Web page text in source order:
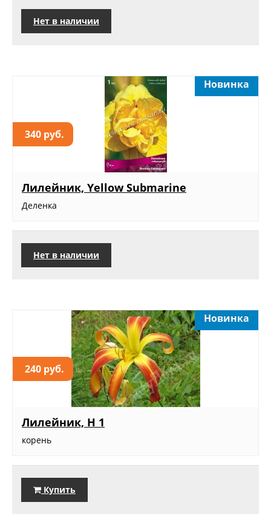
Нет в наличии
340 руб.
Новинка
Лилейник, Yellow Submarine
Деленка
Нет в наличии
240 руб.
Новинка
Лилейник, Н 1
корень
Купить